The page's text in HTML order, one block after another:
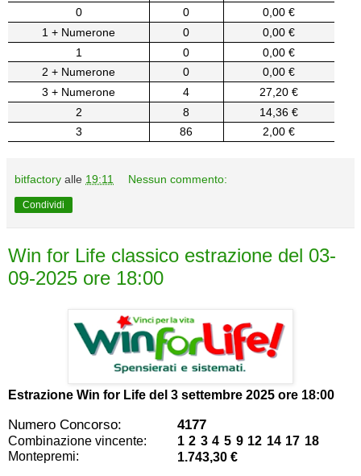
0
0
0,00 €
1 + Numerone
0
0,00 €
1
0
0,00 €
2 + Numerone
0
0,00 €
3 + Numerone
4
27,20 €
2
8
14,36 €
3
86 2,00 €
bitfactory alle 19:11 Nessun commento:
Condividi
Win for Life classico estrazione del 03-
09-2025 ore 18:00
Estrazione Win for Life del 3 settembre 2025 ore 18:00
Numero Concorso: 4177
Combinazione vincente:
1 2 3 4 5 9 12 14 17 18
Montepremi:
1.743,30 €